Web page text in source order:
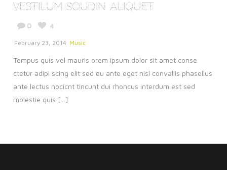
Vestilum Soudin Aliquet
0 4
February 23, 2014 Music
Tempus quis vel mauris orem ipsum dolor sit amet conse
ctetur adipi scing elit sed eu ante eget nisl convallis phasellus
ante lectus nocicnt tincunt dui rhoncus interdum est sed
molestie quis [...]